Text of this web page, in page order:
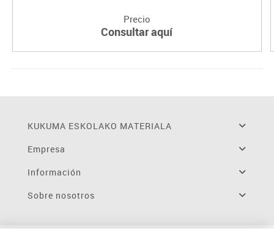
Precio
Consultar aquí
KUKUMA ESKOLAKO MATERIALA
Empresa
Información
Sobre nosotros